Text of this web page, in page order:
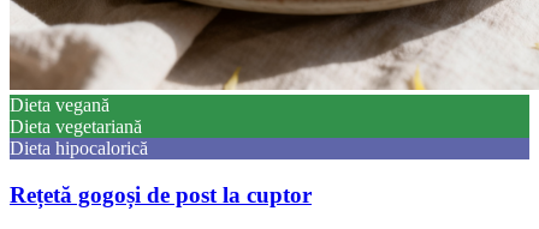
Dieta vegană
Dieta vegetariană
Dieta hipocalorică
Rețetă gogoși de post la cuptor